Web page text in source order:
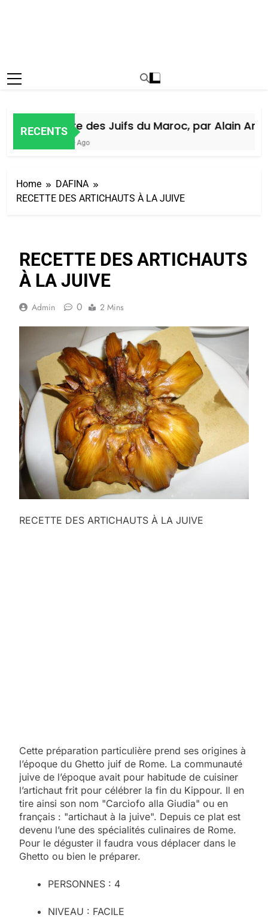
RECENTS
Histoire des Juifs du Maroc, par Alain Amiel
1 Semaine Ago
Home
DAFINA
RECETTE DES ARTICHAUTS À LA JUIVE
RECETTE DES ARTICHAUTS
À LA JUIVE
Admin 0 2 Mins
RECETTE DES ARTICHAUTS À LA JUIVE
Cette préparation particulière prend ses origines à
l’époque du Ghetto juif de Rome. La communauté
juive de l’époque avait pour habitude de cuisiner
l’artichaut frit pour célébrer la fin du Kippour. Il en
tire ainsi son nom "Carciofo alla Giudia" ou en
français : "artichaut à la juive". Depuis ce plat est
devenu l’une des spécialités culinaires de Rome.
Pour le déguster il faudra vous déplacer dans le
Ghetto ou bien le préparer.
PERSONNES : 4
NIVEAU : FACILE